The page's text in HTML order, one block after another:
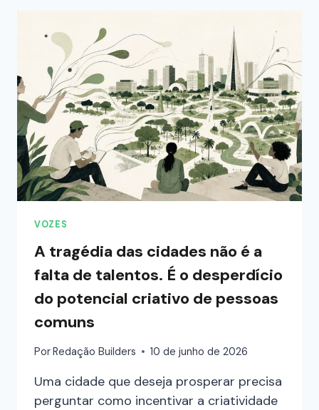
VOZES
A tragédia das cidades não é a
falta de talentos. É o desperdício
do potencial criativo de pessoas
comuns
PorRedação Builders 10 de junho de 2026
Uma cidade que deseja prosperar precisa
perguntar como incentivar a criatividade